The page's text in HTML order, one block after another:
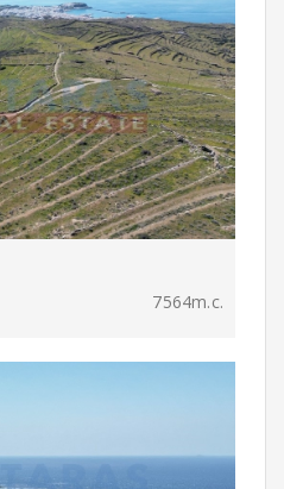
7564m.c.